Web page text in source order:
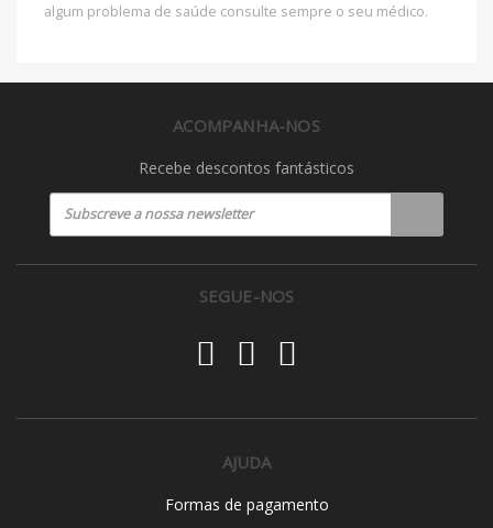
algum problema de saúde consulte sempre o seu médico.
ACOMPANHA-NOS
Recebe descontos fantásticos
SEGUE-NOS
AJUDA
Formas de pagamento